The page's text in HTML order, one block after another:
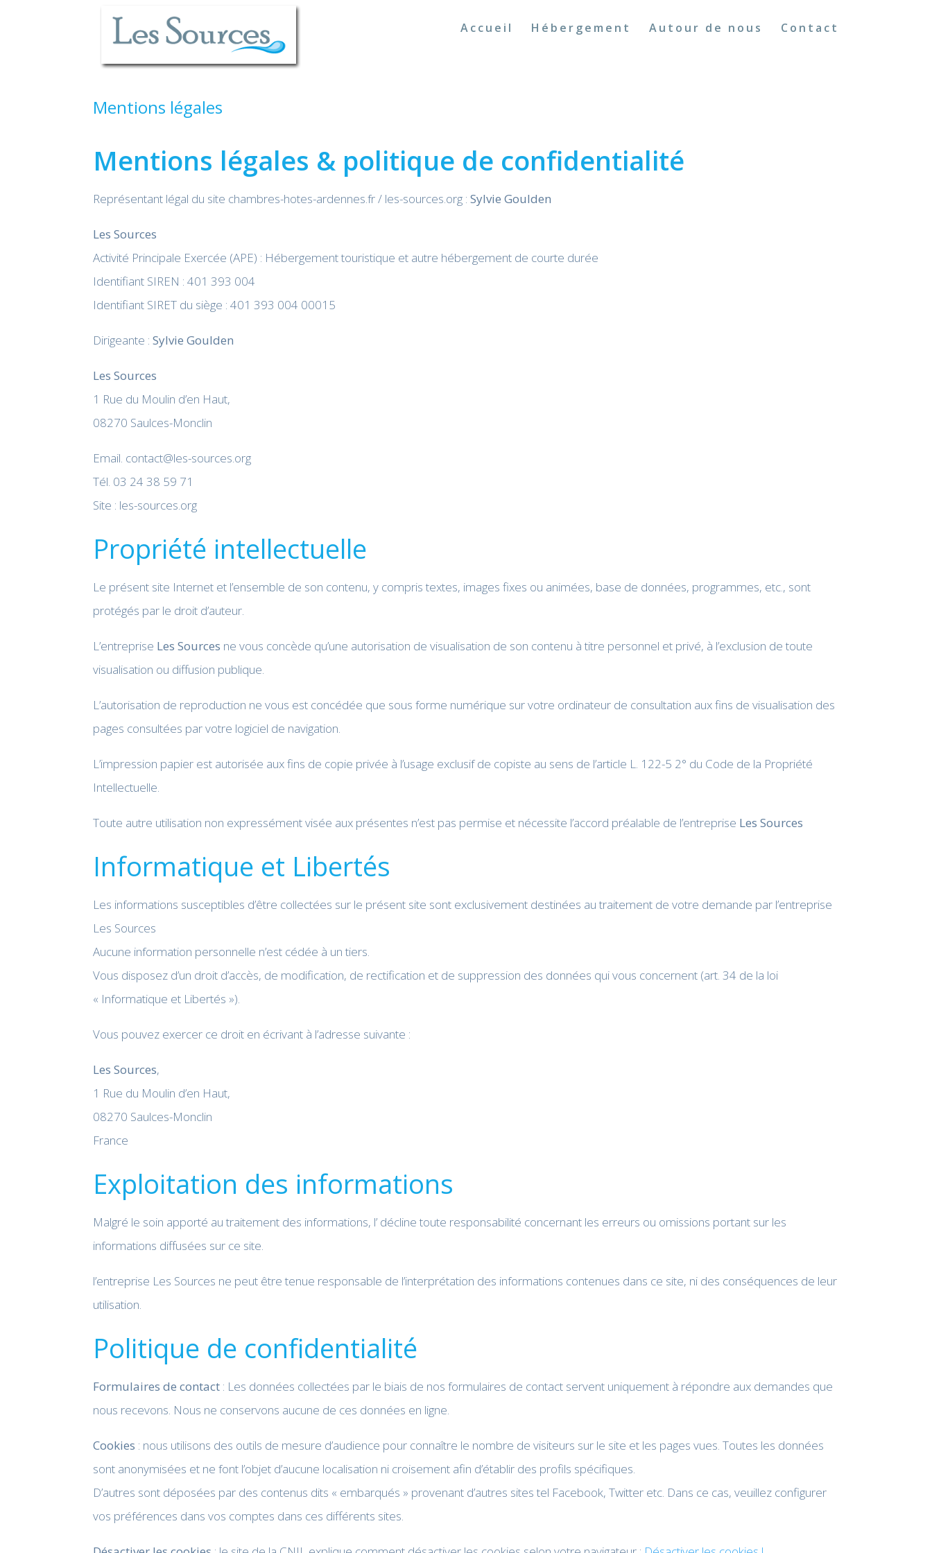
Accueil Hébergement Autour de nous Contact
Mentions légales
Mentions légales & politique de confidentialité
Représentant légal du site chambres-hotes-ardennes.fr / les-sources.org :Sylvie Goulden
Les Sources
Activité Principale Exercée (APE) : Hébergement touristique et autre hébergement de courte durée
Identifiant SIREN : 401 393 004
Identifiant SIRET du siège : 401 393 004 00015
Dirigeante :Sylvie Goulden
Les Sources
1 Rue du Moulin d’en Haut,
08270 Saulces-Monclin
Email. contact@les-sources.org
Tél. 03 24 38 59 71
Site : les-sources.org
Propriété intellectuelle
Le présent site Internet et l’ensemble de son contenu, y compris textes, images fixes ou animées, base de données, programmes, etc., sont
protégés par le droit d’auteur.
L’entreprise Les Sources ne vous concède qu’une autorisation de visualisation de son contenu à titre personnel et privé, à l’exclusion de toute
visualisation ou diffusion publique.
L’autorisation de reproduction ne vous est concédée que sous forme numérique sur votre ordinateur de consultation aux fins de visualisation des
pages consultées par votre logiciel de navigation.
L’impression papier est autorisée aux fins de copie privée à l’usage exclusif de copiste au sens de l’article L. 122-5 2° du Code de la Propriété
Intellectuelle.
Toute autre utilisation non expressément visée aux présentes n’est pas permise et nécessite l’accord préalable de l’entreprise Les Sources
Informatique et Libertés
Les informations susceptibles d’être collectées sur le présent site sont exclusivement destinées au traitement de votre demande par l’entreprise
Les Sources
Aucune information personnelle n’est cédée à un tiers.
Vous disposez d’un droit d’accès, de modification, de rectification et de suppression des données qui vous concernent (art. 34 de la loi
« Informatique et Libertés »).
Vous pouvez exercer ce droit en écrivant à l’adresse suivante :
Les Sources,
1 Rue du Moulin d’en Haut,
08270 Saulces-Monclin
France
Exploitation des informations
Malgré le soin apporté au traitement des informations, l’ décline toute responsabilité concernant les erreurs ou omissions portant sur les
informations diffusées sur ce site.
l’entreprise Les Sources ne peut être tenue responsable de l’interprétation des informations contenues dans ce site, ni des conséquences de leur
utilisation.
Politique de confidentialité
Formulaires de contact : Les données collectées par le biais de nos formulaires de contact servent uniquement à répondre aux demandes que
nous recevons. Nous ne conservons aucune de ces données en ligne.
Cookies : nous utilisons des outils de mesure d’audience pour connaître le nombre de visiteurs sur le site et les pages vues. Toutes les données
sont anonymisées et ne font l’objet d’aucune localisation ni croisement afin d’établir des profils spécifiques.
D’autres sont déposées par des contenus dits « embarqués » provenant d’autres sites tel Facebook, Twitter etc. Dans ce cas, veuillez configurer
vos préférences dans vos comptes dans ces différents sites.